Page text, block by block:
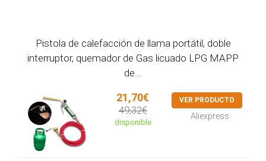
Pistola de calefacción de llama portátil, doble
interruptor, quemador de Gas licuado LPG MAPP
de...
21,70€
49,32€
disponible
VER PRODUCTO
Aliexpress